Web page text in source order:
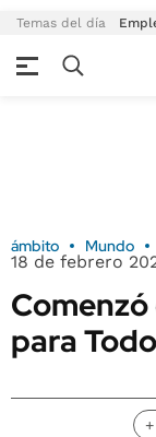
Temas del día
ámbito Mundo
18 de febrero
para